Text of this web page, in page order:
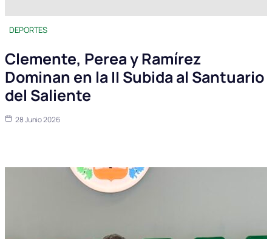
DEPORTES
Clemente, Perea y Ramírez
Dominan en la II Subida al Santuario
del Saliente
28 Junio 2026